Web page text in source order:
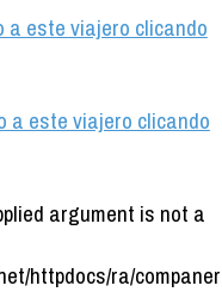
a este viajero clicando
a este viajero clicando
argument is not a
httpdocs/ra/